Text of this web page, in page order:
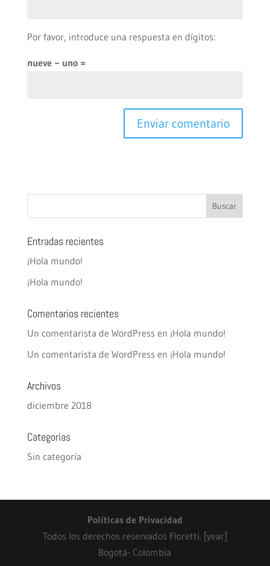
Por favor, introduce una respuesta en dígitos:
nueve − uno =
Entradas recientes
¡Hola mundo!
¡Hola mundo!
Comentarios recientes
Un comentarista de WordPressen ¡Hola mundo!
Un comentarista de WordPressen ¡Hola mundo!
Archivos
diciembre 2018
Categorías
Sin categoría
Políticas de Privacidad
Todos los derechos reservados Floretti. [year]
Bogotá- Colombia